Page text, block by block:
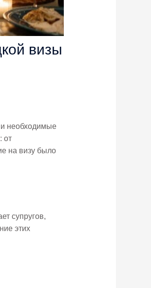
визы
и необходимые
от
на визу было
супругов,
этих